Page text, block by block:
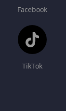
Facebook
TikTok